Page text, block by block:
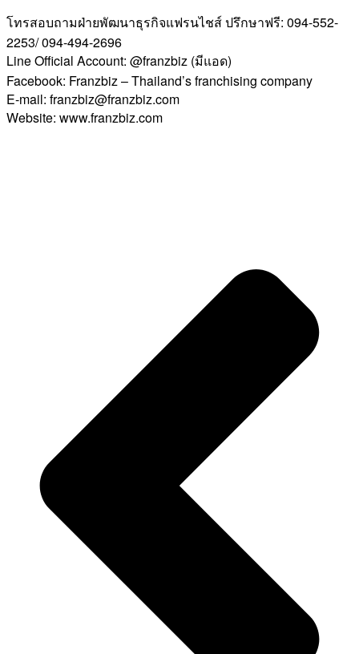
โทรสอบถามฝ่ายพัฒนาธุรกิจแฟรนไชส์ ปรึกษาฟรี: 094-552-
2253/ 094-494-2696
Line Official Account: @franzbiz (มีแอด)
Facebook: Franzbiz – Thailand’s franchising company
E-mail: franzbiz@franzbiz.com
Website: www.franzbiz.com